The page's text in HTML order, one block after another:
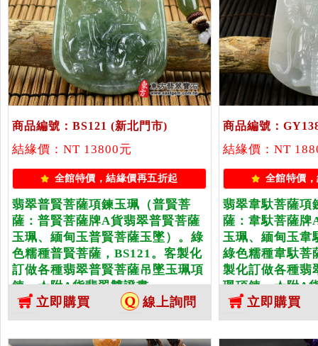
商品編號：BS121 (新北門市)
結緣價：NT 13800元
全館特價，結緣價再五折起
翡翠普賢菩薩項鍊玉珮（普賢菩
薩：普賢菩薩牌A貨翡翠普賢菩薩
玉珮、緬甸玉普賢菩薩玉墜）。綠
色糯種普賢菩薩，BS121。客製化
訂做各種翡翠普賢菩薩吊墜玉珮項
鍊。★附A貨翡翠雙證書
立即購買 線上詢問
商品編號：
結緣價：NT
全館特價
翡翠韋馱菩薩項
薩：韋馱菩薩牌
玉珮、緬甸玉韋
綠色糯種韋馱菩
製化訂做各種翡
珮項鍊。★附A
立即購買